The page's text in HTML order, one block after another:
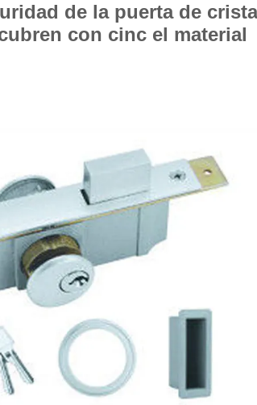
de la puerta de
con cinc el material